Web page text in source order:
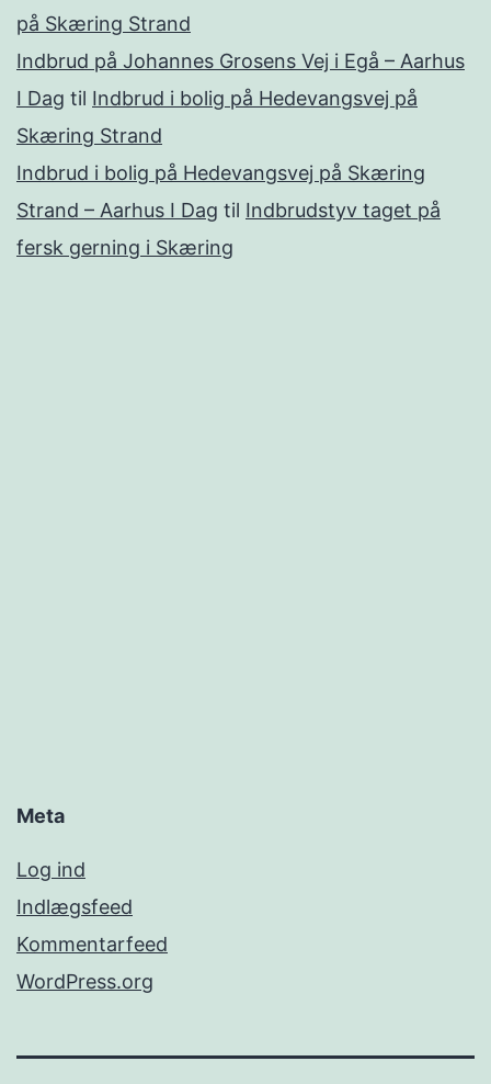
på Skæring Strand
Indbrud på Johannes Grosens Vej i Egå – Aarhus
I Dag til Indbrud i bolig på Hedevangsvej på
Skæring Strand
Indbrud i bolig på Hedevangsvej på Skæring
Strand – Aarhus I Dag til Indbrudstyv taget på
fersk gerning i Skæring
Meta
Log ind
Indlægsfeed
Kommentarfeed
WordPress.org